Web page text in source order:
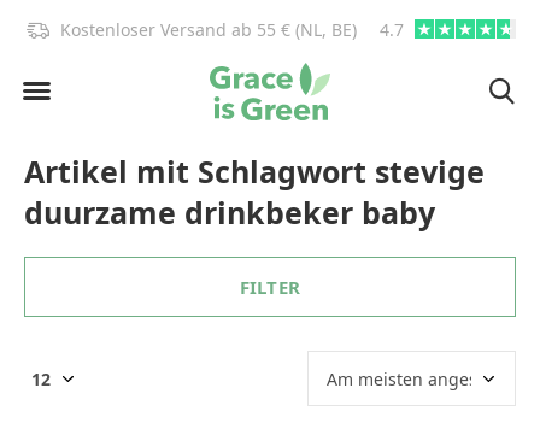
Kostenloser Versand ab 55 € (NL, BE) 4.7
Artikel mit Schlagwort stevige
duurzame drinkbeker baby
FILTER